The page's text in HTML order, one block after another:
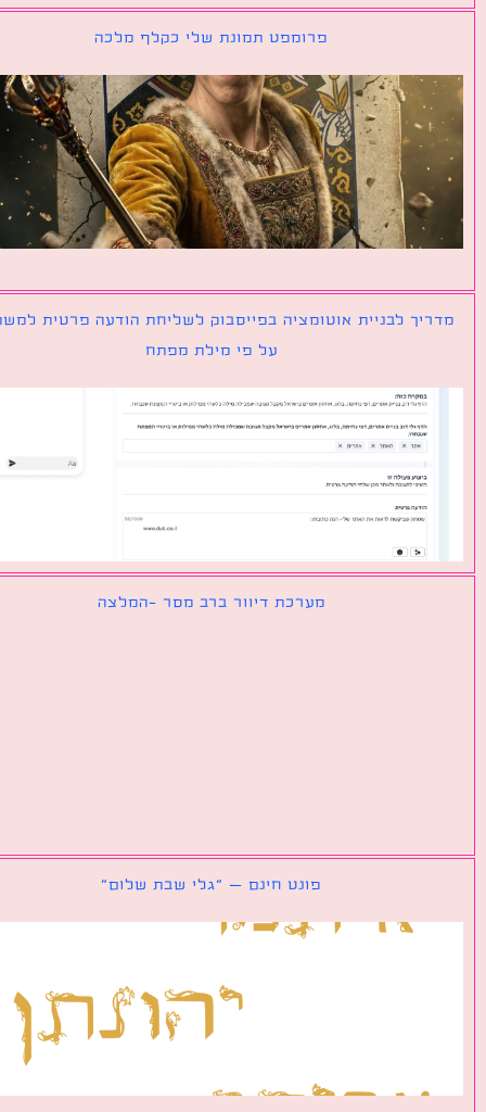
פרומפט תמונת שלי כקלף מלכה
לבניית אוטומציה בפייסבוק לשליחת הודעה פרטית למשתמש
על פי מילת מפתח
מערכת דיוור ברב מסר -המלצה
פונט חינם – ״גלי שבת שלום״